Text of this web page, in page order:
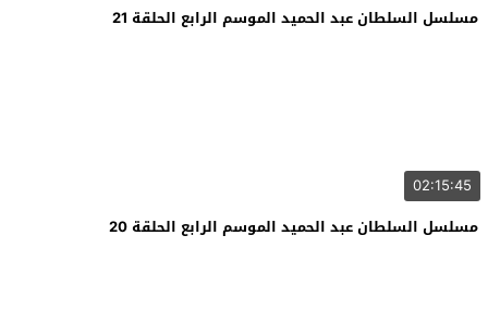
مسلسل السلطان عبد الحميد الموسم الرابع الحلقة 21
02:15:45
مسلسل السلطان عبد الحميد الموسم الرابع الحلقة 20